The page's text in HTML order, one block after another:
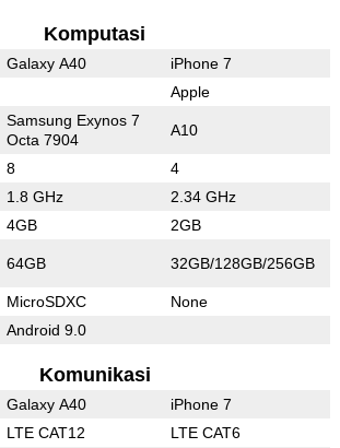
Komputasi
Galaxy A40 iPhone 7
Apple
Samsung Exynos 7
Octa 7904
A10
8 4
1.8 GHz 2.34 GHz
4GB 2GB
64GB 32GB/128GB/256GB
MicroSDXC None
Android 9.0
Komunikasi
Galaxy A40 iPhone 7
LTE CAT12 LTE CAT6